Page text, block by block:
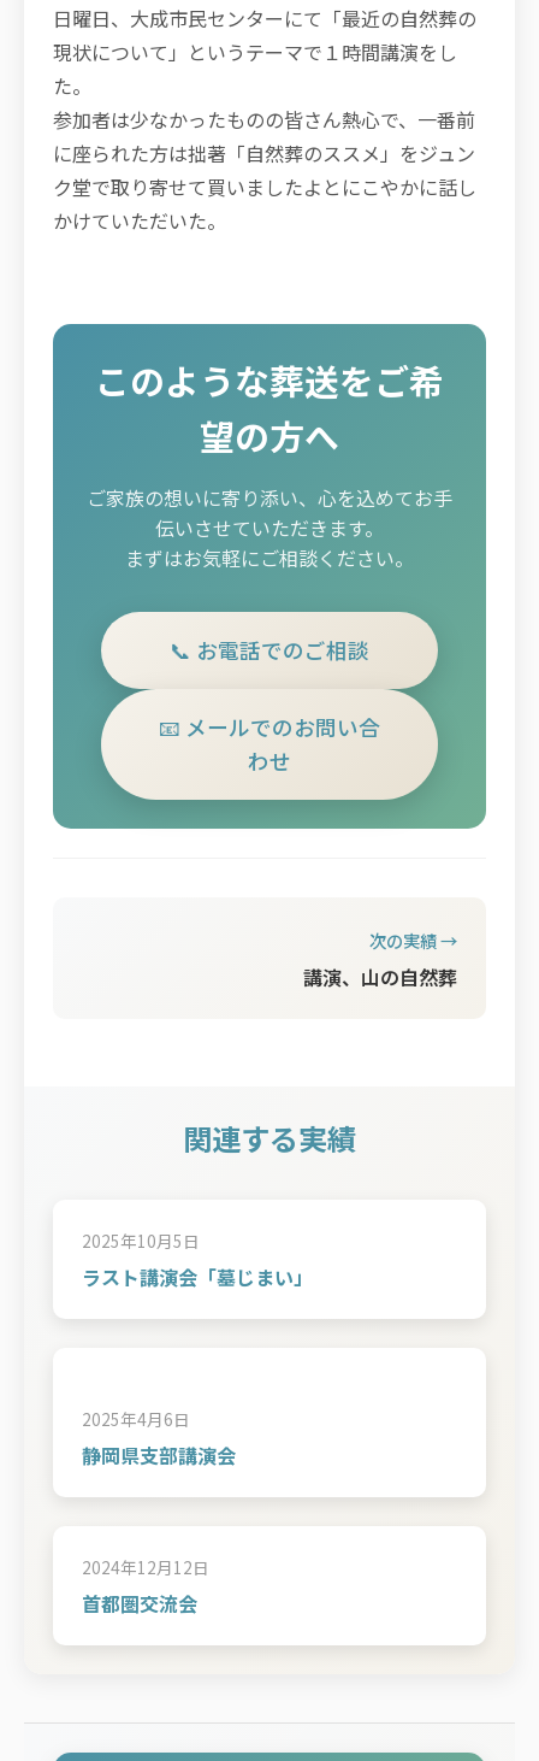
日曜日、大成市民センターにて「最近の自然葬の
現状について」というテーマで１時間講演をし
た。
参加者は少なかったものの皆さん熱心で、一番前
に座られた方は拙著「自然葬のススメ」をジュン
ク堂で取り寄せて買いましたよとにこやかに話し
かけていただいた。
このような葬送をご希
望の方へ
ご家族の想いに寄り添い、心を込めてお手
伝いさせていただきます。
まずはお気軽にご相談ください。
📞 お電話でのご相談
📧 メールでのお問い合
わせ
次の実績 →
講演、山の自然葬
関連する実績
2025年10月5日
ラスト講演会「墓じまい」
2025年4月6日
静岡県支部講演会
2024年12月12日
首都圏交流会